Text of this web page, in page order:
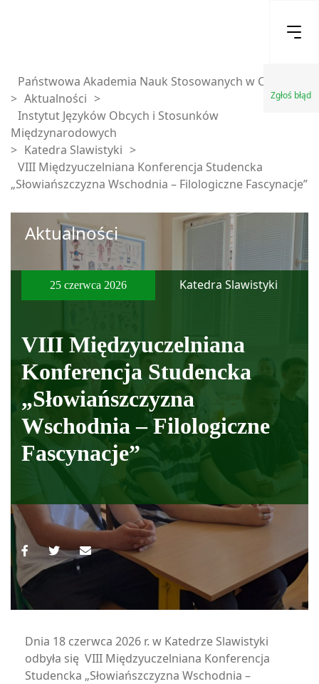
Zgłoś błąd
Państwowa Akademia Nauk Stosowanych w Chełmie
> Aktualności >
Instytut Języków Obcych i Stosunków
Międzynarodowych
> Katedra Slawistyki >
VIII Międzyuczelniana Konferencja Studencka
„Słowiańszczyzna Wschodnia – Filologiczne Fascynacje”
Aktualności
25 czerwca 2026 Katedra Slawistyki
VIII Międzyuczelniana
Konferencja Studencka
„Słowiańszczyzna
Wschodnia – Filologiczne
Fascynacje”
Dnia 18 czerwca 2026 r. w Katedrze Slawistyki
odbyła się VIII Międzyuczelniana Konferencja
Studencka „Słowiańszczyzna Wschodnia –